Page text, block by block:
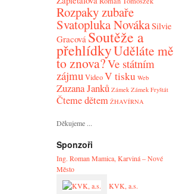
Rozpaky zubaře
Svatopluka NovákaSilvie
Gracová Soutěže a
přehlídkyUděláte mě
to znova?Ve státním
zájmuVideoV tisku Web
Zuzana Janků Zámek Zámek Fryštát
Čteme dětem ŽHAVÍRNA
Děkujeme ...
Sponzoři
Ing. Roman Mamica, Karviná – Nové
Město
KVK, a.s.